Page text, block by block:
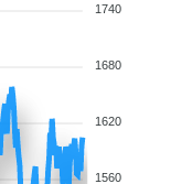
1740
1680
1620
1560